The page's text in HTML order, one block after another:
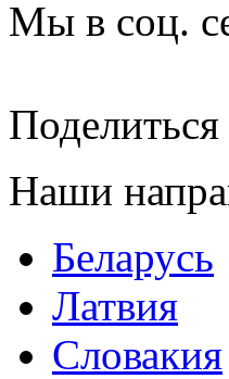
Мы в соц.
Поделиться
Наши
Беларусь
Латвия
Словакия